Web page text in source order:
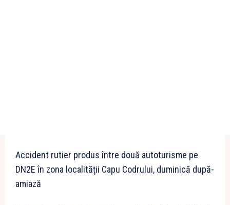
Accident rutier produs între două autoturisme pe
DN2E în zona localității Capu Codrului, duminică după-
amiază